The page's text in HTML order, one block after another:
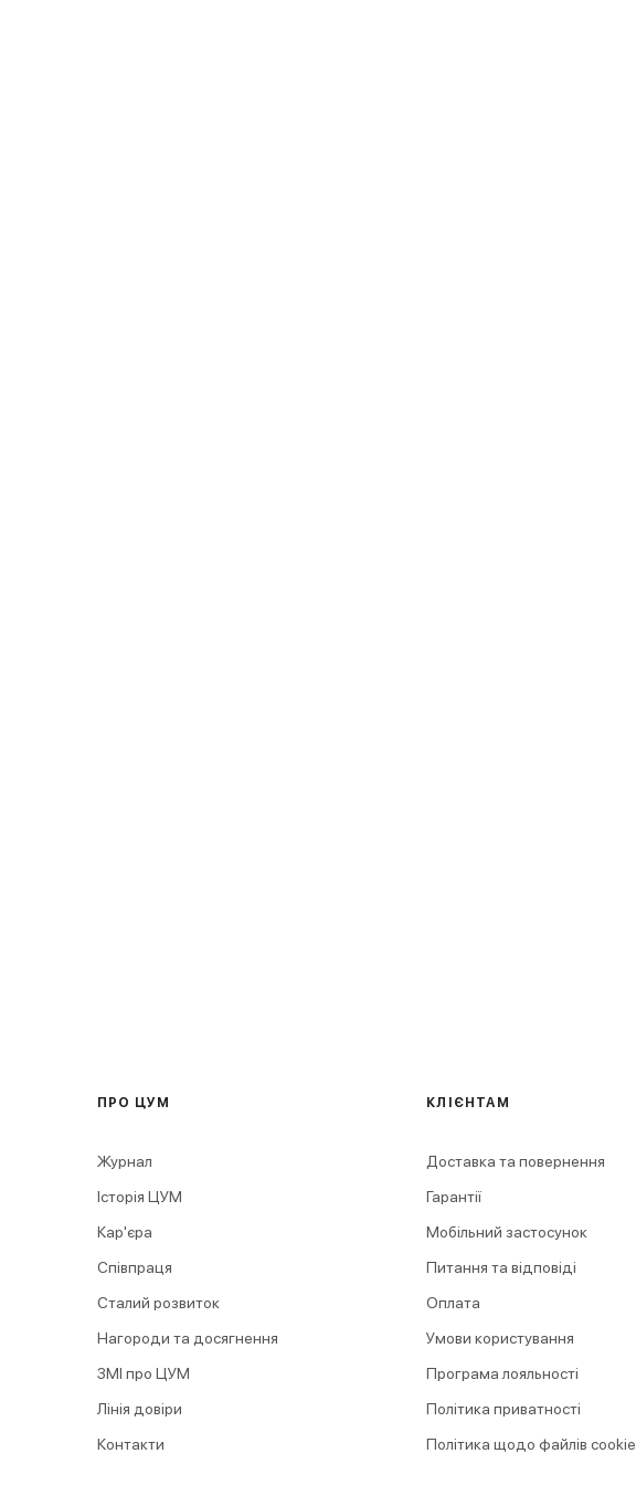
ПРО ЦУМ
Журнал
Історія ЦУМ
Кар'єра
Співпраця
Сталий розвиток
Нагороди та досягнення
ЗМІ про ЦУМ
Лінія довіри
Контакти
КЛІЄНТАМ
Доставка та повернення
Гарантії
Мобільний застосунок
Питання та відповіді
Оплата
Умови користування
Програма лояльності
Політика приватності
Політика щодо файлів cookie